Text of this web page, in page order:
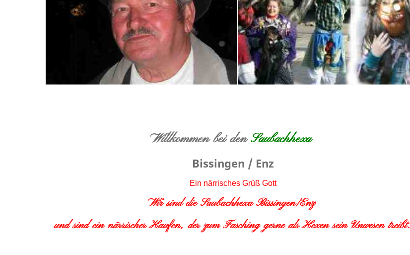
Willkommen bei denSaubachhexa
Bissingen / Enz
Ein närrisches Grüß Gott
Wir sind die Saubachhexa Bissingen/Enz
und sind ein närrischer Haufen, der zum Fasching gerne als Hexen sein Unwesen treibt.